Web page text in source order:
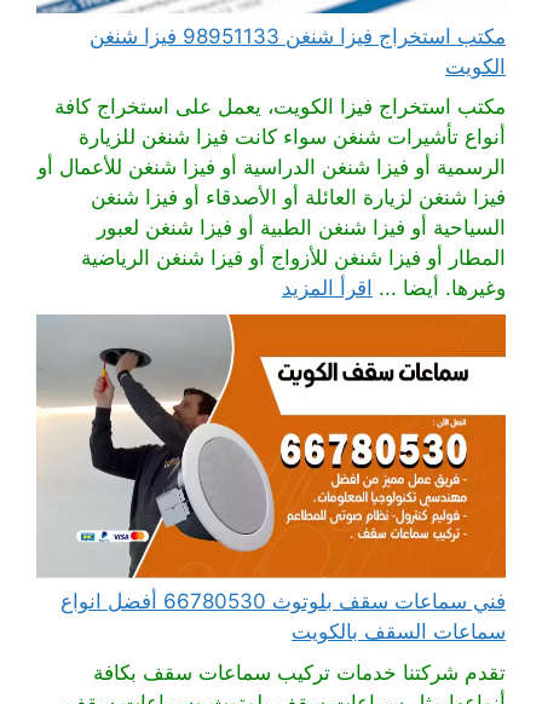
مكتب استخراج فيزا شنغن 98951133 فيزا شنغن
الكويت
مكتب استخراج فيزا الكويت، يعمل على استخراج كافة
أنواع تأشيرات شنغن سواء كانت فيزا شنغن للزيارة
الرسمية أو فيزا شنغن الدراسية أو فيزا شنغن للأعمال أو
فيزا شنغن لزيارة العائلة أو الأصدقاء أو فيزا شنغن
السياحية أو فيزا شنغن الطبية أو فيزا شنغن لعبور
المطار أو فيزا شنغن للأزواج أو فيزا شنغن الرياضية
وغيرها. أيضا ... اقرأ المزيد
فني سماعات سقف بلوتوث 66780530 أفضل انواع
سماعات السقف بالكويت
تقدم شركتنا خدمات تركيب سماعات سقف بكافة